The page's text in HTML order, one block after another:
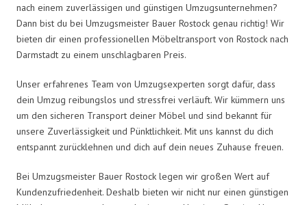
nach einem zuverlässigen und günstigen Umzugsunternehmen?
Dann bist du bei Umzugsmeister Bauer Rostock genau richtig! Wir
bieten dir einen professionellen Möbeltransport von Rostock nach
Darmstadt zu einem unschlagbaren Preis.
Unser erfahrenes Team von Umzugsexperten sorgt dafür, dass
dein Umzug reibungslos und stressfrei verläuft. Wir kümmern uns
um den sicheren Transport deiner Möbel und sind bekannt für
unsere Zuverlässigkeit und Pünktlichkeit. Mit uns kannst du dich
entspannt zurücklehnen und dich auf dein neues Zuhause freuen.
Bei Umzugsmeister Bauer Rostock legen wir großen Wert auf
Kundenzufriedenheit. Deshalb bieten wir nicht nur einen günstigen